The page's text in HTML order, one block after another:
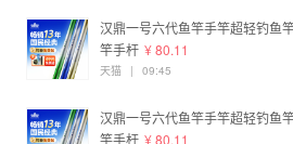
汉鼎一号六代鱼竿手竿超轻钓鱼
竿手杆 ¥ 80.11
天猫 | 09:45
汉鼎一号六代鱼竿手竿超轻钓鱼
竿手杆 ¥ 80.11